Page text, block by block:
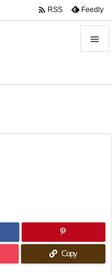

 RSS Feedly
Copy